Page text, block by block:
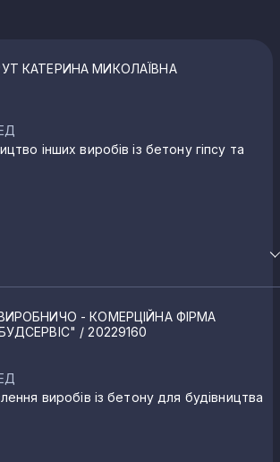
КАТЕРИНА МИКОЛАЇВНА
інших виробів із бетону гіпсу та
- КОМЕРЦІЙНА ФІРМА
/ 20229160
виробів із бетону для будівництва